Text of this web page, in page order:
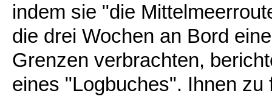
indem sie "die
die drei Wochen an Bord
Grenzen verbrachten,
eines "Logbuches". Ihnen zu